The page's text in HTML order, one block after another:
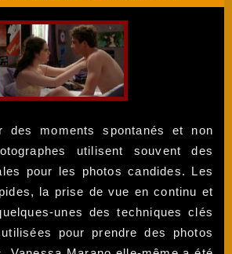
des moments spontanés et non
utilisent souvent des
pour les photos candides. Les
la prise de vue en continu et
unes des techniques clés
pour prendre des photos